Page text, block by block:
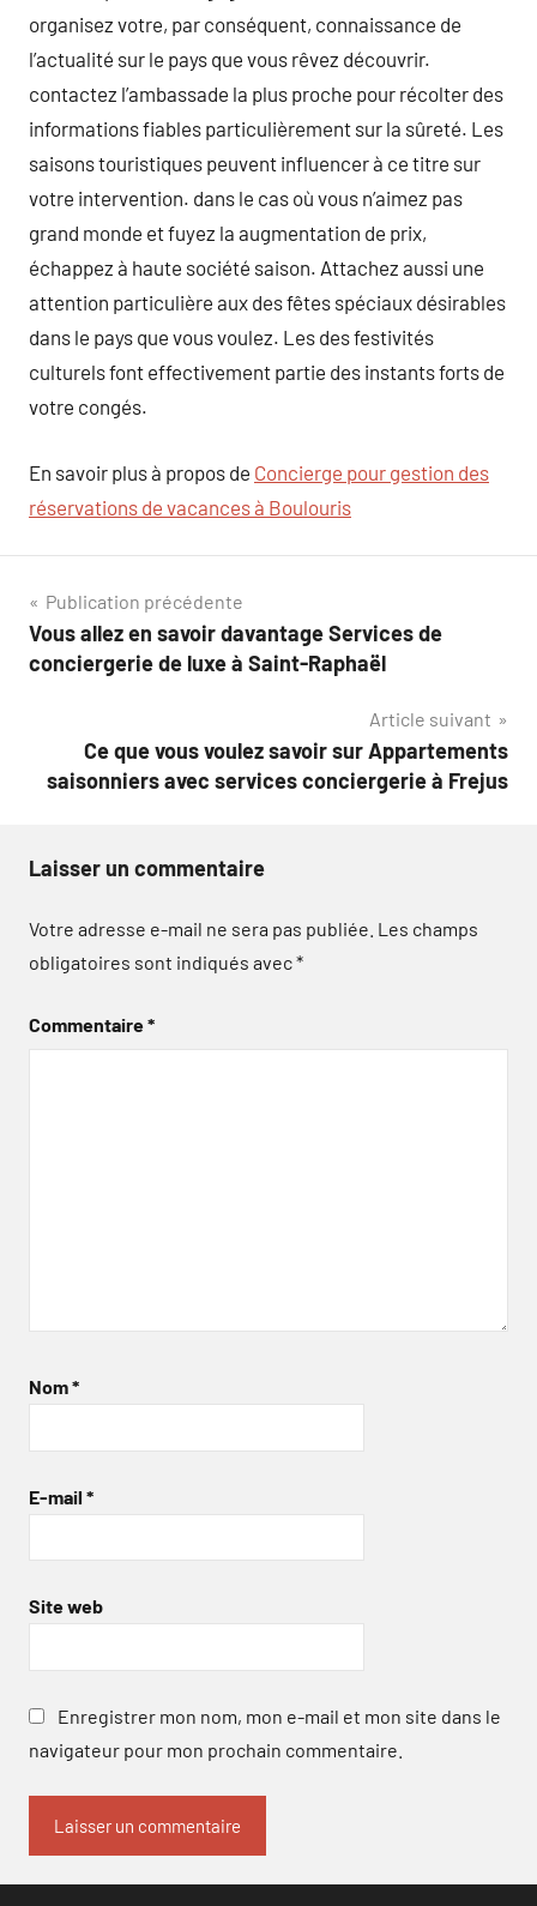
organisez votre, par conséquent, connaissance de
l’actualité sur le pays que vous rêvez découvrir.
contactez l’ambassade la plus proche pour récolter des
informations fiables particulièrement sur la sûreté. Les
saisons touristiques peuvent influencer à ce titre sur
votre intervention. dans le cas où vous n’aimez pas
grand monde et fuyez la augmentation de prix,
échappez à haute société saison. Attachez aussi une
attention particulière aux des fêtes spéciaux désirables
dans le pays que vous voulez. Les des festivités
culturels font effectivement partie des instants forts de
votre congés.
En savoir plus à propos de Concierge pour gestion des
réservations de vacances à Boulouris
Navigation
de
Publication précédente
Vous allez en savoir davantage Services de
conciergerie de luxe à Saint-Raphaël
Article suivant
Ce que vous voulez savoir sur Appartements
saisonniers avec services conciergerie à Frejus
Laisser un commentaire
Votre adresse e-mail ne sera pas publiée. Les champs
obligatoires sont indiqués avec*
Commentaire*
Nom*
E-mail *
Site web
Enregistrer mon nom, mon e-mail et mon site dans le
navigateur pour mon prochain commentaire.